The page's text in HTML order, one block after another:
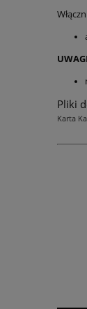
Pliki
Karta